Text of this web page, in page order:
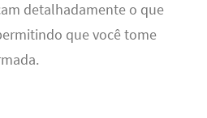
detalhadamente o que
que você tome